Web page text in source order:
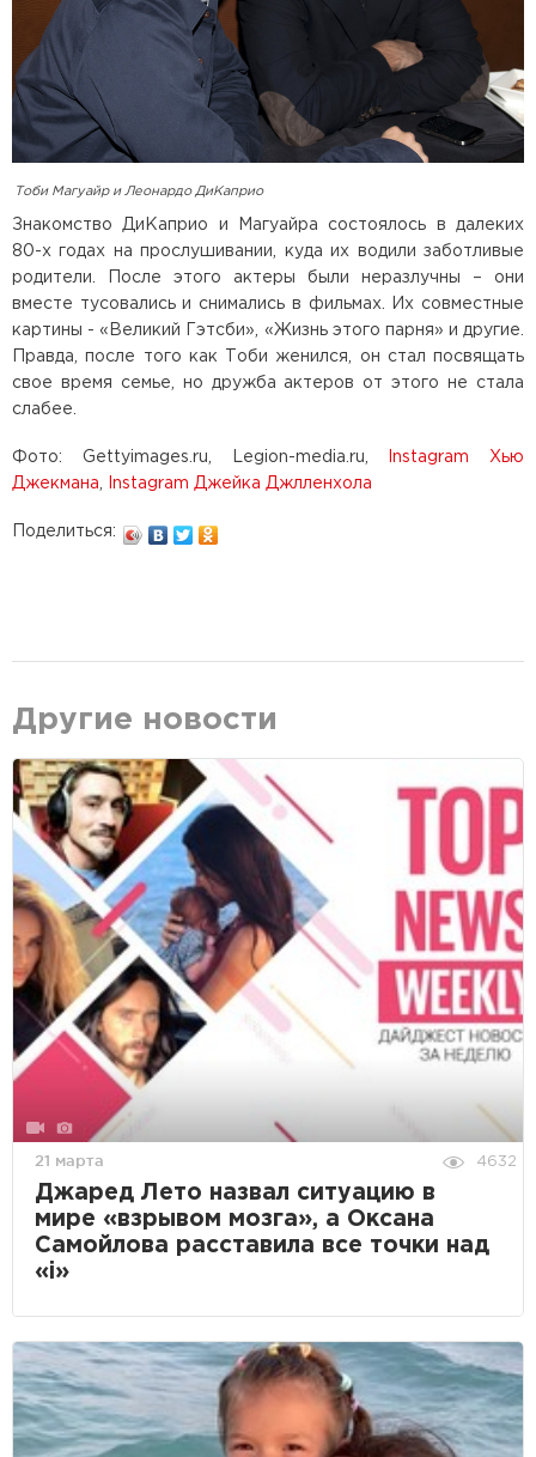
Тоби Магуайр и Леонардо ДиКаприо
Знакомство ДиКаприо и Магуайра состоялось в далеких
80-х годах на прослушивании, куда их водили заботливые
родители. После этого актеры были неразлучны – они
вместе тусовались и снимались в фильмах. Их совместные
картины - «Великий Гэтсби», «Жизнь этого парня» и другие.
Правда, после того как Тоби женился, он стал посвящать
свое время семье, но дружба актеров от этого не стала
слабее.
Фото: Gettyimages.ru, Legion-media.ru,
Instagram Хью
Джекмана
Instagram Джейка Джлленхола
Поделиться:
Другие новости
21 марта 4632
Джаред Лето назвал ситуацию в
мире «взрывом мозга», а Оксана
Самойлова расставила все точки над
«i»